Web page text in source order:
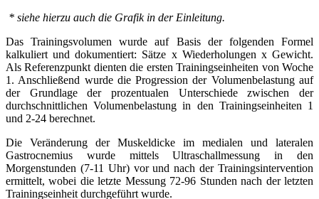
* siehe hierzu auch die Grafik in der Einleitung.
Das Trainingsvolumen wurde auf Basis der folgenden Formel
kalkuliert und dokumentiert: Sätze x Wiederholungen x Gewicht.
Als Referenzpunkt dienten die ersten Trainingseinheiten von Woche
1. Anschließend wurde die Progression der Volumenbelastung auf
der Grundlage der prozentualen Unterschiede zwischen der
durchschnittlichen Volumenbelastung in den Trainingseinheiten 1
und 2-24 berechnet.
Die Veränderung der Muskeldicke im medialen und lateralen
Gastrocnemius wurde mittels Ultraschallmessung in den
Morgenstunden (7-11 Uhr) vor und nach der Trainingsintervention
ermittelt, wobei die letzte Messung 72-96 Stunden nach der letzten
Trainingseinheit durchgeführt wurde.